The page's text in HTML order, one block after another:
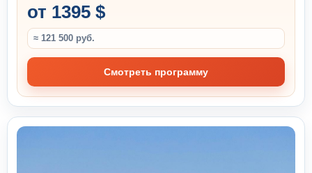
от 1395 $
≈ 121 500 руб.
Смотреть программу